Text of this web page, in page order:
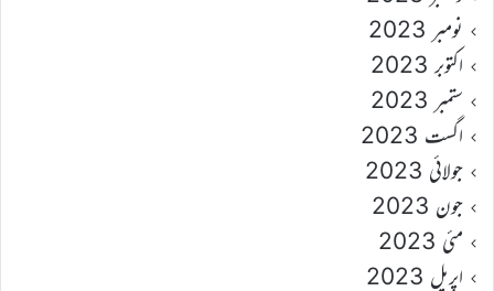
نومبر 2023
اکتوبر 2023
ستمبر 2023
اگست 2023
جولائی 2023
جون 2023
مئی 2023
اپریل 2023